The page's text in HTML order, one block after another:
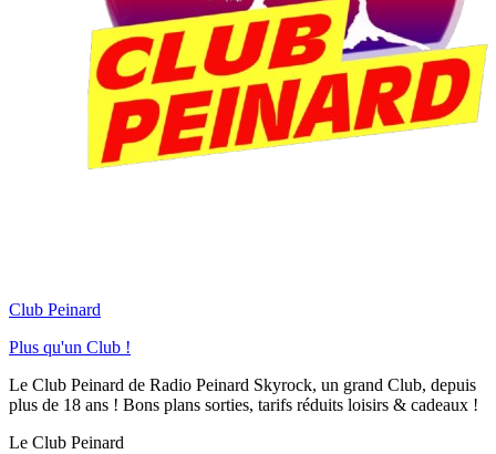
Club Peinard
Plus qu'un Club !
Le Club Peinard de Radio Peinard Skyrock, un grand Club, depuis
plus de 18 ans ! Bons plans sorties, tarifs réduits loisirs & cadeaux !
Le Club Peinard